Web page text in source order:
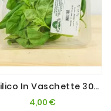
Basilico In Vaschette 30g X 2
4,00 €Prezzo